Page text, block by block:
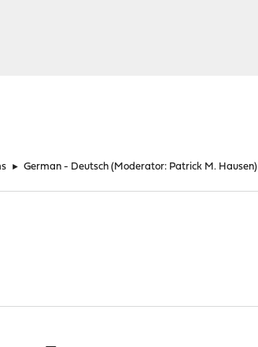
► German - Deutsch (Moderator: Patrick M. Hausen)